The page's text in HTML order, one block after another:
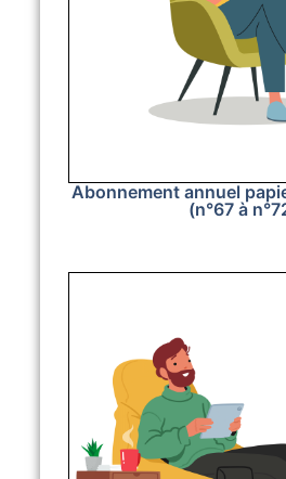
Abonnement annuel
(n°67 à